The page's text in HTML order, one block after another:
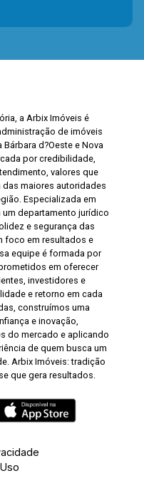
a Arbix Imóveis é
de imóveis
d?Oeste e Nova
por credibilidade,
valores que
maiores autoridades
Especializada em
departamento jurídico
e segurança das
foco em resultados e
equipe é formada por
em oferecer
investidores e
e retorno em cada
construímos uma
e inovação,
do mercado e aplicando
de quem busca um
Arbix Imóveis: tradição
que gera resultados.